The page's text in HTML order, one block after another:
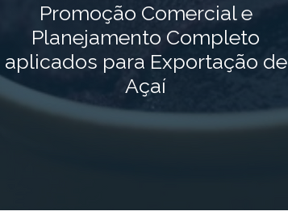
Promoção Comercial e
Planejamento Completo
aplicados para Exportação de
Açaí